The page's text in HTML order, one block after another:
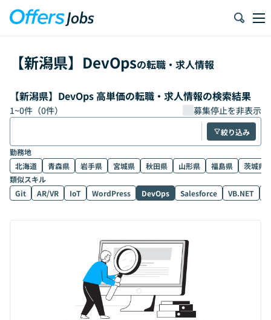
【新潟県】 DevOpsの転職・求人情報
【新潟県】DevOps 高単価の転職・求人情報の検索結果
1~0件（0件） 募集停止を非表示
絞り込み
勤務地
北海道
青森県 岩手県 宮城県 秋田県 山形県 福島県
茨城県
類似スキル
Git
AR/VR IoT WordPress DevOps Salesforce VB.NET